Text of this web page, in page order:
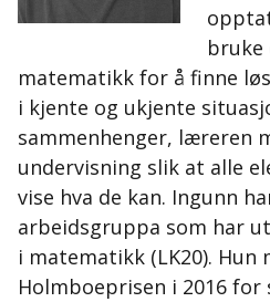
bruke
matematikk for å finne
i kjente og ukjente
sammenhenger, læreren
undervisning slik at alle
vise hva de kan. Ingunn
arbeidsgruppa som har
i matematikk (LK20). Hun
Holmboeprisen i 2016